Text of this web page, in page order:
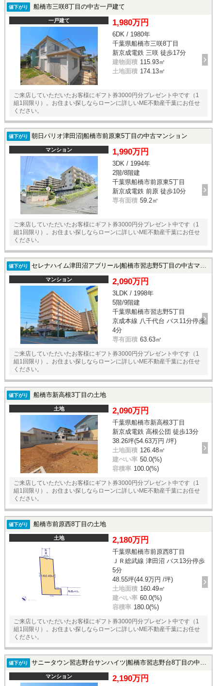
値下がり 船橋市三咲8丁目の中古一戸建て
一戸建て 1,980万円
6DK / 1980年
千葉県船橋市三咲8丁目
新京成電鉄 三咲 徒歩17分
建物面積 115.93㎡
土地面積 174.13㎡
ご来店していただいたお客様にギフト券3000円分プレゼント中です（1
組1回限り）。お住まい探しならローンに詳しいME不動産千葉にお任せ
ください。
値下がり 朝日パリオ津田沼|船橋市前原東5丁目の中古マンション
マンション 1,990万円
3DK / 1994年
2階/8階建
千葉県船橋市前原東5丁目
新京成電鉄 前原 徒歩10分
専有面積 59.2㎡
ご来店していただいたお客様にギフト券3000円分プレゼント中です（1
組1回限り）。お住まい探しならローンに詳しいME不動産千葉にお任せ
ください。
値下がり セレナハイム津田沼アブリール|船橋市習志野5丁目の中古マンション
マンション 2,090万円
3LDK / 1998年
5階/9階建
千葉県船橋市習志野5丁目
京成本線 八千代台 バス11分停歩
4分
専有面積 63.63㎡
ご来店していただいたお客様にギフト券3000円分プレゼント中です（1
組1回限り）。お住まい探しならローンに詳しいME不動産千葉にお任せ
ください。
値下がり 船橋市新高根3丁目の土地
土地 2,090万円
千葉県船橋市新高根3丁目
新京成電鉄 高根公団 徒歩13分
38.26坪(54.63万円 /坪)
土地面積 126.48㎡
建ぺい率 50.0(%)
容積率 100.0(%)
ご来店していただいたお客様にギフト券3000円分プレゼント中です（1
組1回限り）。お住まい探しならローンに詳しいME不動産千葉にお任せ
ください。
値下がり 船橋市前原西8丁目の土地
土地 2,180万円
千葉県船橋市前原西8丁目
ＪＲ総武線 津田沼 バス13分停歩
5分
48.55坪(44.9万円 /坪)
土地面積 160.49㎡
建ぺい率 60.0(%)
容積率 180.0(%)
ご来店していただいたお客様にギフト券3000円分プレゼント中です（1
組1回限り）。お住まい探しならローンに詳しいME不動産千葉にお任せ
ください。
値下がり サニータウン習志野台サンハイツ|船橋市習志野台8丁目の中古マンション
マンション 2,190万円